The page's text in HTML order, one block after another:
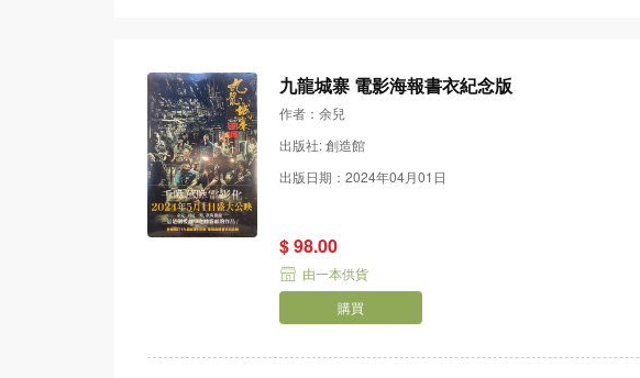
九龍城寨 電影海報書衣紀念版
作者：余兒
出版社: 創造館
出版日期：2024年04月01日
$ 98.00
由一本供貨
購買